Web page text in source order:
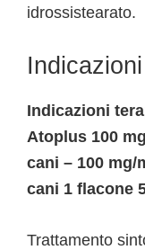
idrossistearato.
Indicazioni
Indicazioni
Atoplus 100
cani – 100 mg/
cani 1 flacone
Trattamento